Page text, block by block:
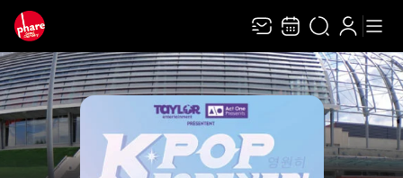
Recevez toute l’actualité en vous abonnant à
notre newsletter :